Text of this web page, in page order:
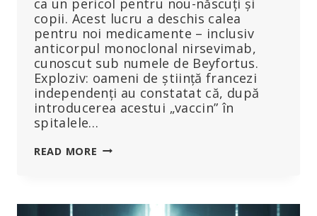
copii. Acest lucru a deschis calea
pentru noi medicamente – inclusiv
anticorpul monoclonal nirsevimab,
cunoscut sub numele de Beyfortus.
Exploziv: oameni de știință francezi
independenți au constatat că, după
introducerea acestui „vaccin” în
spitalele…
READ MORE VSR: